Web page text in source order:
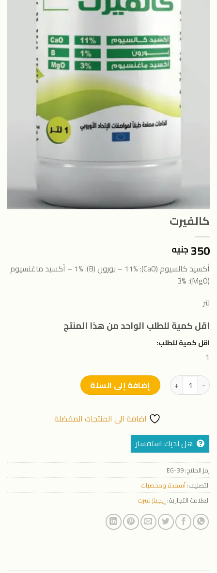
كالفيرت
350 جنيه
أكسيد كالسيوم (CaO): 11% – بورون (B): 1% –
أكسيد ماغنسيوم
(MgO): 3%
لتر
اقل كمية للطلب الواحد من هذا المنتج
اقل كمية للطلب:
1
كمية كالفيرت إضافة إلى السلة
اضافة الى المنتجات المفضلة
هل لديك استفسار
رمز المنتج:EG-39
التصنيف:أسمدة ومخصبات
العلامة التجارية:إيجيلز فيرت